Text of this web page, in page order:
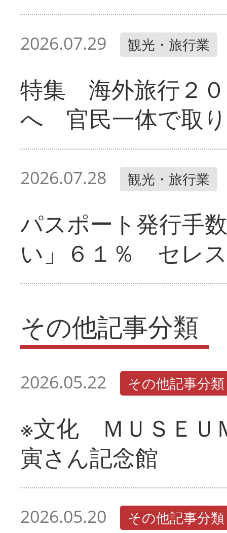
2026.07.29 観光・旅行業
特集 海外旅行２
へ 官民一体で取
2026.07.28 観光・旅行業
パスポート発行手
い」６１％ セレ
その他記事分類
2026.05.22 その他記事分類
※文化 ＭＵＳＥＵ
寅さん記念館
2026.05.20 その他記事分類